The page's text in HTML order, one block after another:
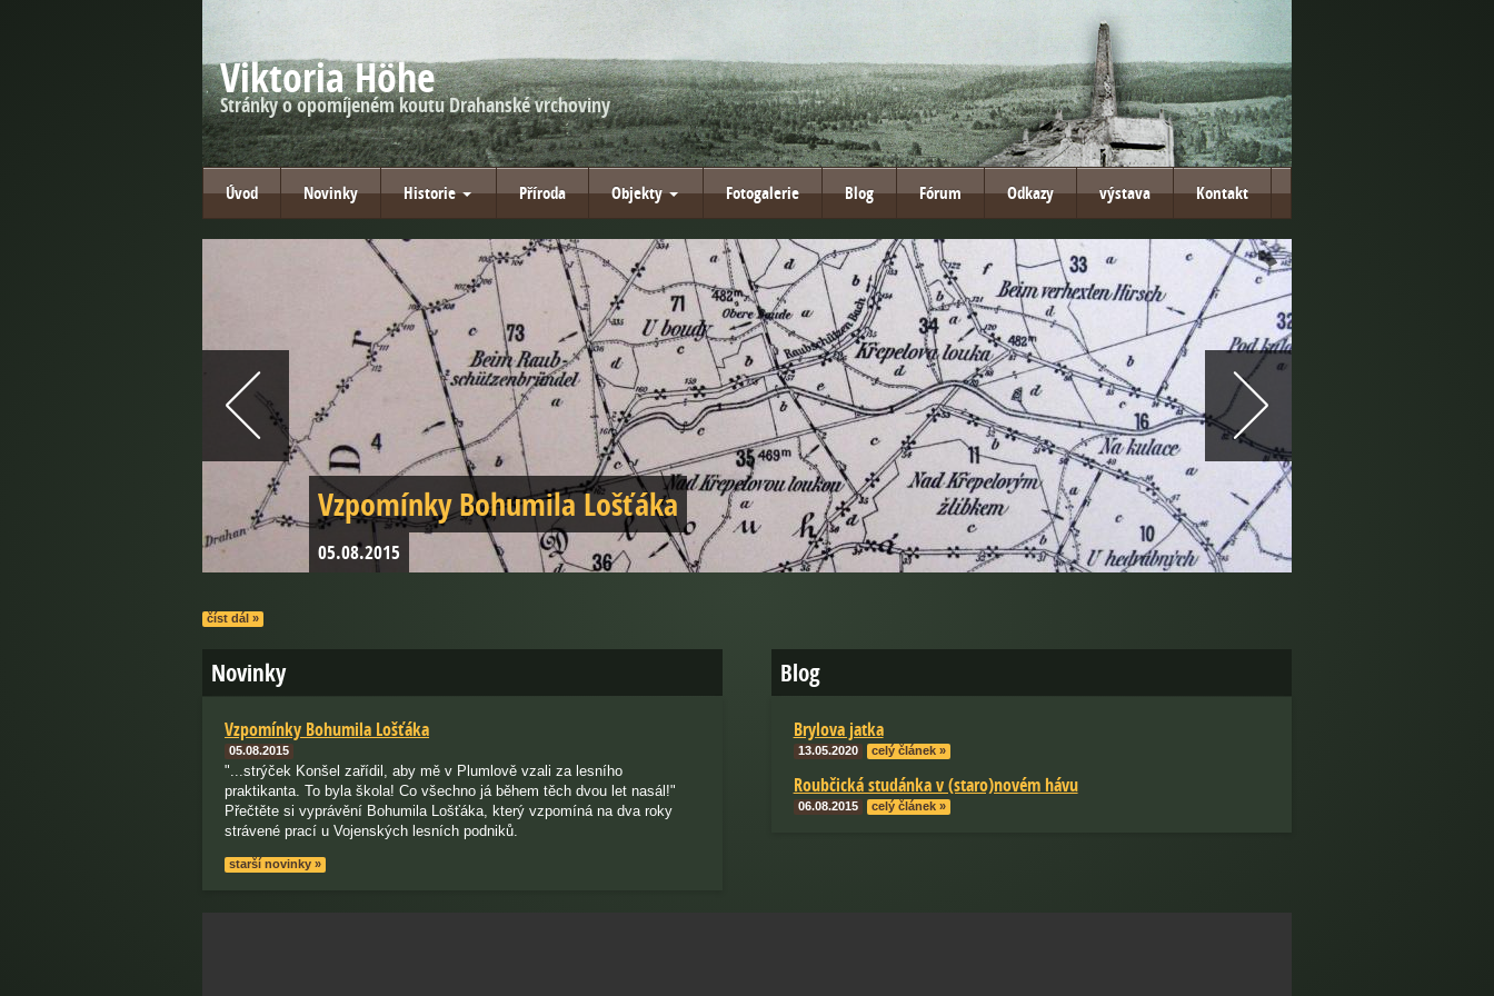
Viktoria Höhe
Stránky o opomíjeném koutu Drahanské vrchoviny
Úvod Novinky Historie Příroda Objekty Fotogalerie Blog Fórum Odkazy výstava Kontakt
Vzpomínky Bohumila Lošťáka
05.08.2015
Na paměť Karla Wintera
04.01.2015
číst dál »
Novinky
Vzpomínky Bohumila Lošťáka
05.08.2015
"...strýček Konšel zařídil, aby mě v Plumlově vzali za lesního
praktikanta. To byla škola! Co všechno já během těch dvou let nasál!"
Přečtěte si vyprávění Bohumila Lošťáka, který vzpomíná na dva roky
strávené prací u Vojenských lesních podniků.
starší novinky »
Blog
Brylova jatka
13.05.2020 celý článek »
Roubčická studánka v (staro)novém hávu
06.08.2015 celý článek »